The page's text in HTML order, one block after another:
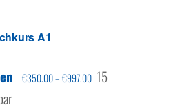
A1
€350.00 – €997.00 15